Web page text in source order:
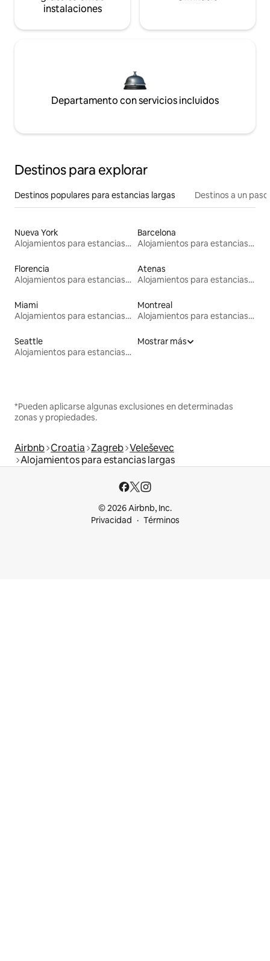
instalaciones
Departamento con servicios incluidos
Destinos para explorar
Destinos populares para estancias largas Destinos a un
Nueva York
Alojamientos para estancias largas
Barcelona
Alojamientos para estancias largas
Florencia
Alojamientos para estancias largas
Atenas
Alojamientos para estancias largas
Miami
Alojamientos para estancias largas
Montreal
Alojamientos para estancias largas
Seattle
Alojamientos para estancias largas
Mostrar más
*Pueden aplicarse algunas exclusiones en determinadas
zonas y propiedades.
Airbnb Croatia Zagreb Veleševec
Alojamientos para estancias largas
© 2026 Airbnb, Inc.
Privacidad
Términos